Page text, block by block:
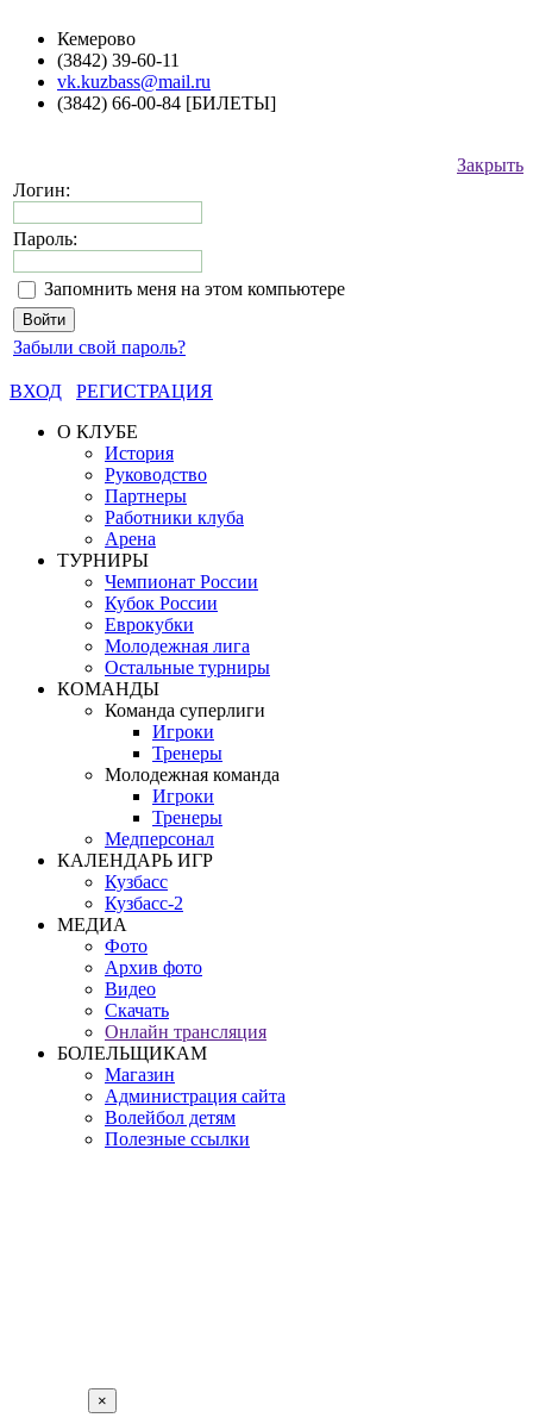
Кемерово
(3842) 39-60-11
vk.kuzbass@mail.ru
(3842) 66-00-84 [БИЛЕТЫ]
Закрыть
Логин:
Пароль:
Запомнить меня на этом компьютере
Забыли свой пароль?
ВХОД
РЕГИСТРАЦИЯ
О КЛУБЕ
История
Руководство
Партнеры
Работники клуба
Арена
ТУРНИРЫ
Чемпионат России
Кубок России
Еврокубки
Молодежная лига
Остальные турниры
КОМАНДЫ
Команда суперлиги
Игроки
Тренеры
Молодежная команда
Игроки
Тренеры
Медперсонал
КАЛЕНДАРЬ ИГР
Кузбасс
Кузбасс-2
МЕДИА
Фото
Архив фото
Видео
Скачать
Онлайн трансляция
БОЛЕЛЬЩИКАМ
Магазин
Администрация сайта
Волейбол детям
Полезные ссылки
×